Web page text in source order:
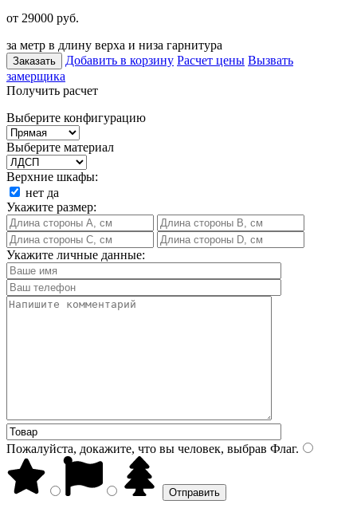
от 29000 руб.
за метр в длину верха и низа гарнитура
Заказать Добавить в корзину Расчет цены Вызвать
замерщика
Получить расчет
Выберите конфигурацию
Выберите материал
Верхние шкафы:
нет да
Укажите размер:
Укажите личные данные:
Пожалуйста, докажите, что вы человек, выбрав Флаг.